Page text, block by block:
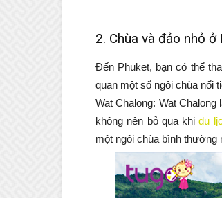
2. Chùa và đảo nhỏ ở
Đến Phuket, bạn có thể
quan một số ngôi chùa nổi
Wat Chalong: Wat
không nên bỏ qua khidu
một ngôi chùa bình thường